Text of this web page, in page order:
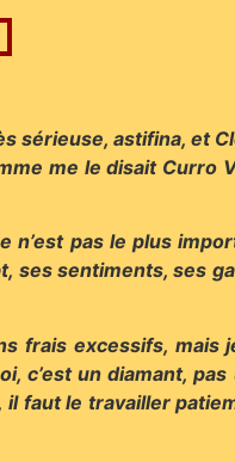
sérieuse, astifina, et
me le disait Curro
n’est pas le plus
ses sentiments, ses
frais excessifs, mais
c’est un diamant,
faut le travailler